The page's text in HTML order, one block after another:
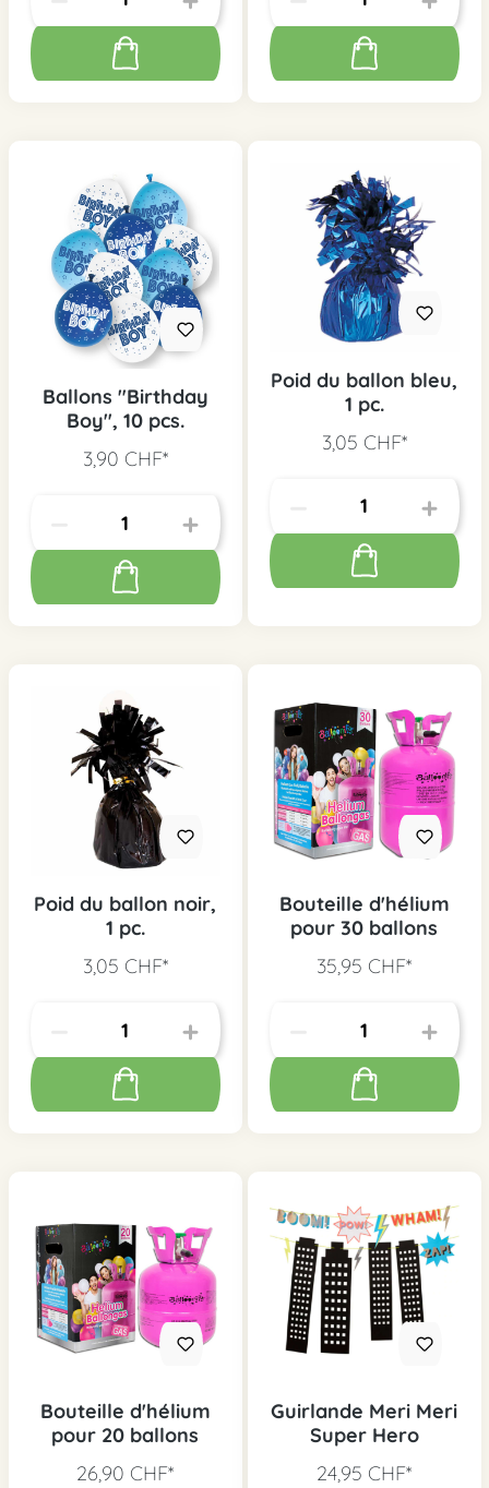
Ballons "Birthday
Boy", 10 pcs.
3,90 CHF*
Poid du ballon bleu,
1 pc.
3,05 CHF*
Poid du ballon noir,
1 pc.
3,05 CHF*
Bouteille d'hélium
pour 30 ballons
35,95 CHF*
Bouteille d'hélium
pour 20 ballons
26,90 CHF*
Guirlande Meri Meri
Super Hero
24,95 CHF*